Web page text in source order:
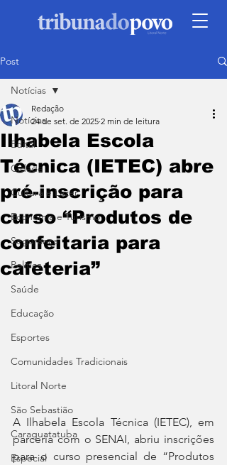
Post
Notícias
Edital
Cidade
Cultura e Lazer
Economia e Turismo
Segurança
Política
Saúde
Educação
Esportes
Comunidades Tradicionais
Litoral Norte
São Sebastião
Caraguatatuba
Especial
Notícias
Ilhabela Escola
Técnica (IETEC) abre
pré-inscrição para
curso “Produtos de
confeitaria para
cafeteria”
Redação
24 de set. de 2025 2 min de leitura
A Ilhabela Escola Técnica (IETEC), em
parceria com o SENAI, abriu inscrições
para o curso presencial de “Produtos